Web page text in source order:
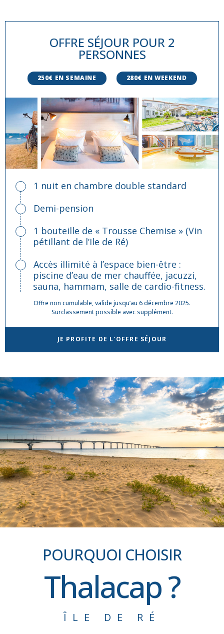
OFFRE SÉJOUR POUR 2
PERSONNES
250€ EN SEMAINE 280€ EN WEEKEND
1 nuit en chambre double standard
Demi-pension
1 bouteille de « Trousse Chemise » (Vin
pétillant de l’Ile de Ré)
Accès illimité à l’espace bien-être :
piscine d’eau de mer chauffée, jacuzzi,
sauna, hammam, salle de cardio-fitness.
Offre non cumulable, valide jusqu’au 6 décembre 2025.
Surclassement possible avec supplément.
JE PROFITE DE L’OFFRE SÉJOUR
POURQUOI CHOISIR
Thalacap ?
ÎLE DE RÉ